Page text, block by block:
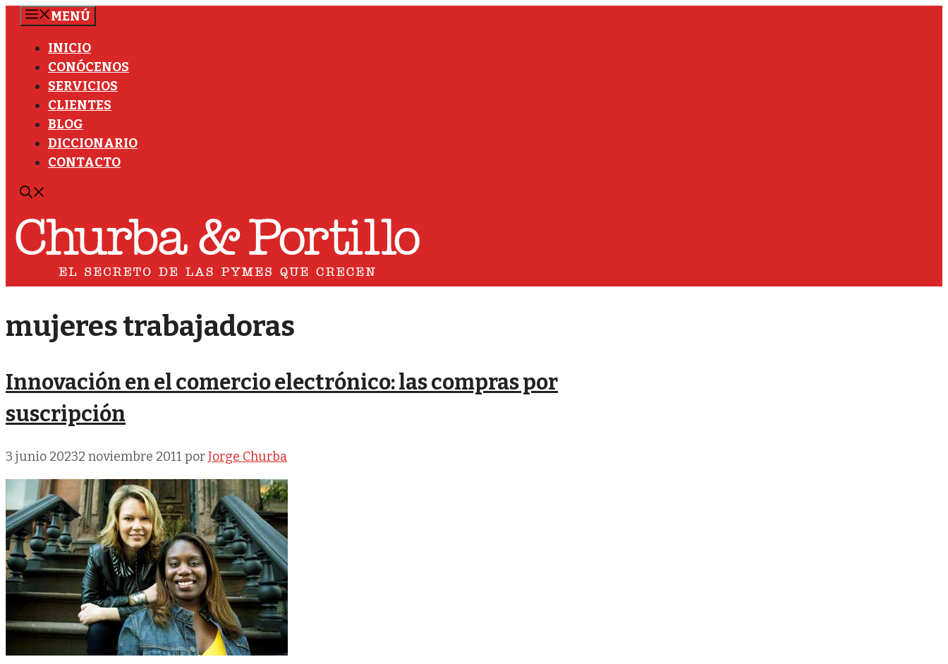
Saltar
contenido
MENÚ
INICIO
CONÓCENOS
SERVICIOS
CLIENTES
BLOG
DICCIONARIO
CONTACTO
mujeres trabajadoras
Innovación en el comercio electrónico: las compras por
suscripción
3 junio 20232 noviembre 2011 porJorge Churba